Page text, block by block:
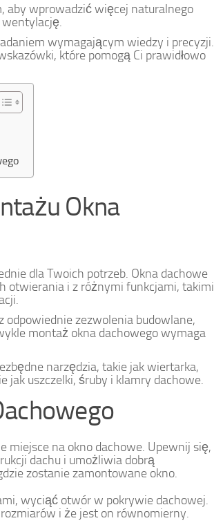
aby wprowadzić więcej naturalnego
wentylację.
wymagającym wiedzy i precyzji.
które pomogą Ci prawidłowo
Okna
dla Twoich potrzeb. Okna dachowe
otwierania i z różnymi funkcjami, takimi
zezwolenia budowlane,
montaż okna dachowego wymaga
narzędzia, takie jak wiertarka,
jak uszczelki, śruby i klamry dachowe.
miejsce na okno dachowe. Upewnij się,
dachu i umożliwia dobrą
zostanie zamontowane okno.
wyciąć otwór w pokrywie dachowej.
i że jest on równomierny.